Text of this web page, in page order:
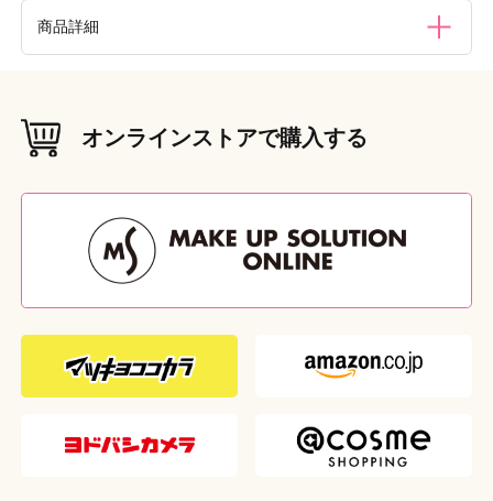
傷や湿疹等のある時にはご使用をお控え下さい。・コーミン
グは頭皮に負担がかからないよう適度な力で行って下さ
めください。・水分を含むと膨張し破損の原因になりますの
で水洗いはおやめください。・汚れた場合は、乾いた布で拭
き取ってください。・櫛が直接触れた状態で放置しますと、
椿油が付着する可能性がありますのでご注意ください。・ご
使用後は、直射日光を避け、水分のかからない通気性のよい
所で清潔に保管してください。・お子様の手の届かない所に
保管してください。
商品詳細
本体重量 （g）
本体サイズ（W×D×H（mm））
W28 × D6 × H215
外装重量（g）
外装サイズ
W45 × D7 × H245
原産国
椿油含浸加工：日本
オンラインストアで購入する